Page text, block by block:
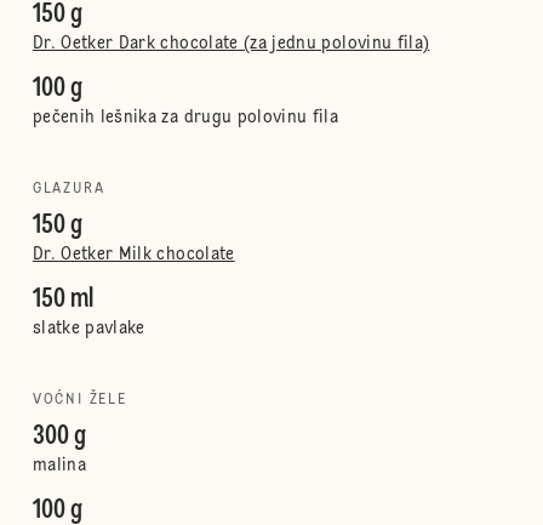
150 g
Dr. Oetker Dark chocolate (za jednu polovinu fila)
100 g
pečenih lešnika za drugu polovinu fila
GLAZURA
150 g
Dr. Oetker Milk chocolate
150 ml
slatke pavlake
VOĆNI ŽELE
300 g
malina
100 g